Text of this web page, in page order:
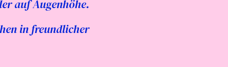
auf Augenhöhe.
in freundlicher